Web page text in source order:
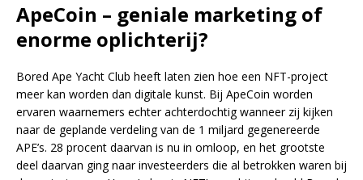
ApeCoin – geniale marketing of
enorme oplichterij?
Bored Ape Yacht Club heeft laten zien hoe een NFT-project
meer kan worden dan digitale kunst. Bij ApeCoin worden
ervaren waarnemers echter achterdochtig wanneer zij kijken
naar de geplande verdeling van de 1 miljard gegenereerde
APE’s. 28 procent daarvan is nu in omloop, en het grootste
deel daarvan ging naar investeerders die al betrokken waren bij